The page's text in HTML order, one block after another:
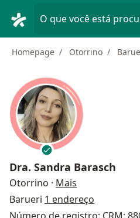
O que você está
Homepage Otorrino
Dra. Sandra Barasch
Otorrino · Mais
Barueri 1 endereço